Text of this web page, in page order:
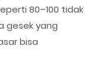
80–100 tidak
gesek yang
bisa